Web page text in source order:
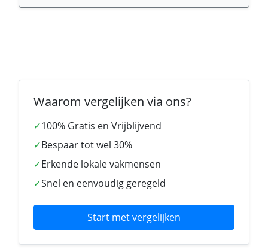
Waarom vergelijken via ons?
✓100% Gratis en Vrijblijvend
✓Bespaar tot wel 30%
✓Erkende lokale vakmensen
✓Snel en eenvoudig geregeld
Start met vergelijken